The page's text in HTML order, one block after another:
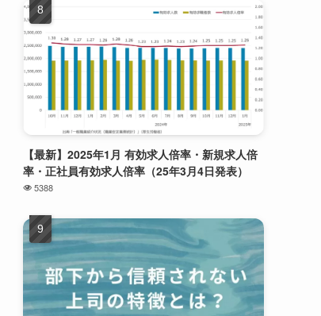
【最新】2025年1月 有効求人倍率・新規求人倍
率・正社員有効求人倍率（25年3月4日発表）
5388